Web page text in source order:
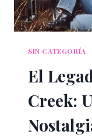
SIN CATEGORÍA
El
Creek: